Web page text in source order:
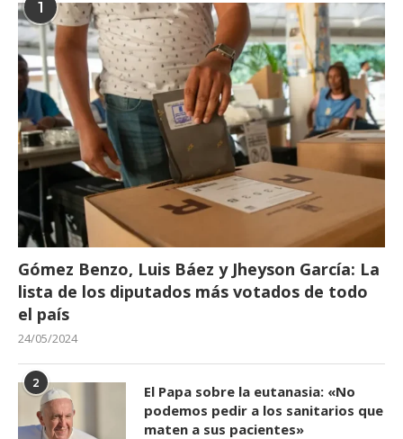
1
Gómez Benzo, Luis Báez y Jheyson García: La
lista de los diputados más votados de todo
el país
24/05/2024
2
El Papa sobre la eutanasia: «No
podemos pedir a los sanitarios que
maten a sus pacientes»